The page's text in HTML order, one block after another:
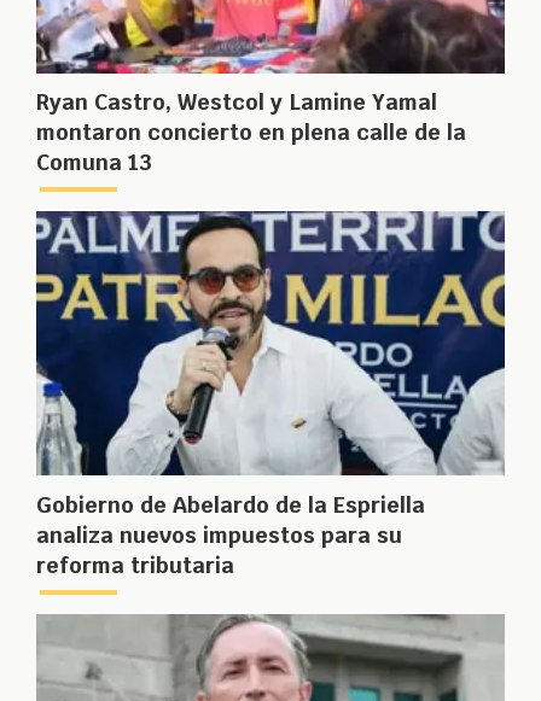
Ryan Castro, Westcol y Lamine Yamal
montaron concierto en plena calle de la
Comuna 13
Gobierno de Abelardo de la Espriella
analiza nuevos impuestos para su
reforma tributaria